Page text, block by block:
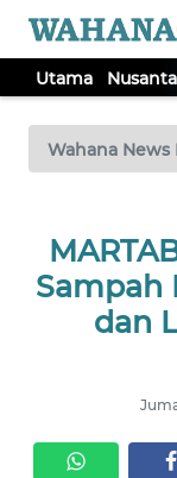
Utama
Wahana News
Sampah
dan
TV
Tutup
NUSANTARA
SERBI